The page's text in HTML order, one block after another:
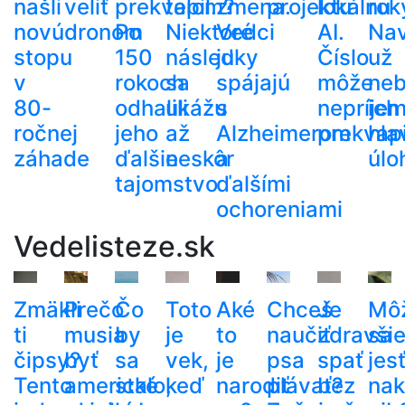
našli
novú
stopu
v
80-
ročnej
záhade
veliť
dronom
prekvapil.
Po
150
rokoch
odhalili
jeho
ďalšie
tajomstvo
telom?
Niektoré
následky
sa
ukážu
až
neskôr
zmena.
Vedci
ju
spájajú
s
Alzheimerom
a
ďalšími
ochoreniami
projektulokálnu
AI.
Číslo
môže
už
ich
Vedelisteze.sk
Zmäkli
ti
čipsy?
Tento
Prečo
musia
byť
americké
Čo
by
sa
stalo,
Toto
je
vek,
keď
Aké
to
je
narodiť
Chceš
naučiť
psa
plávať?
Je
zdravšie
spať
bez
sa
jesť